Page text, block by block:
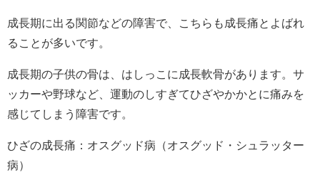
成長期に出る関節などの障害で、こちらも成長痛とよばれ
ることが多いです。
成長期の子供の骨は、はしっこに成長軟骨があります。サ
ッカーや野球など、運動のしすぎてひざやかかとに痛みを
感じてしまう障害です。
ひざの成長痛：オスグッド病（オスグッド・シュラッター
病）